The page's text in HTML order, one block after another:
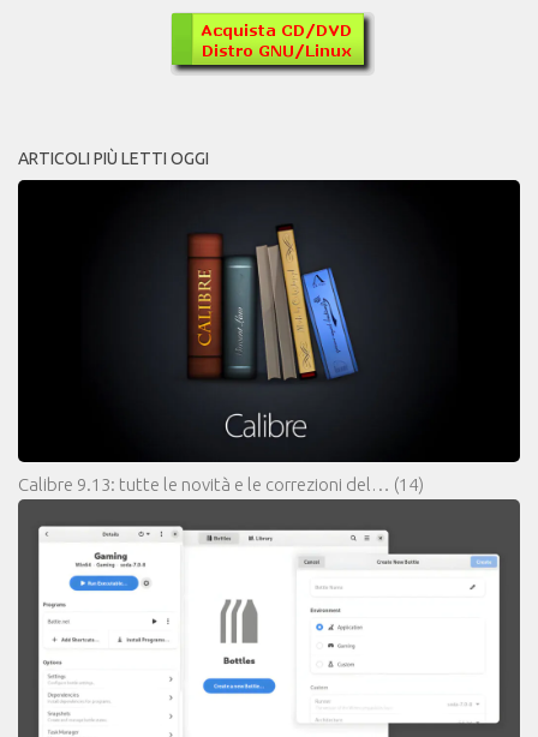
ARTICOLI PIÙ LETTI OGGI
Calibre 9.13: tutte le novità e le correzioni del… (14)